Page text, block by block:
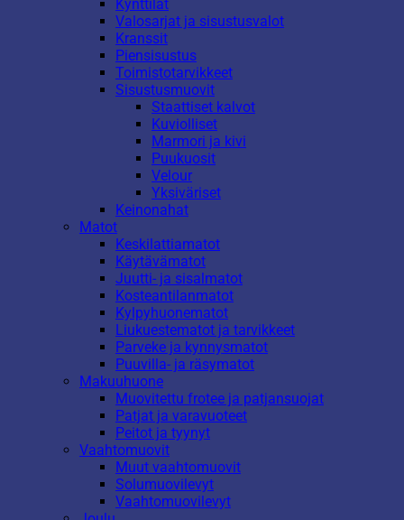
Kynttilät
Valosarjat ja sisustusvalot
Kranssit
Piensisustus
Toimistotarvikkeet
Sisustusmuovit
Staattiset kalvot
Kuviolliset
Marmori ja kivi
Puukuosit
Velour
Yksiväriset
Keinonahat
Matot
Keskilattiamatot
Käytävämatot
Juutti- ja sisalmatot
Kosteantilanmatot
Kylpyhuonematot
Liukuestematot ja tarvikkeet
Parveke ja kynnysmatot
Puuvilla- ja räsymatot
Makuuhuone
Muovitettu frotee ja patjansuojat
Patjat ja varavuoteet
Peitot ja tyynyt
Vaahtomuovit
Muut vaahtomuovit
Solumuovilevyt
Vaahtomuovilevyt